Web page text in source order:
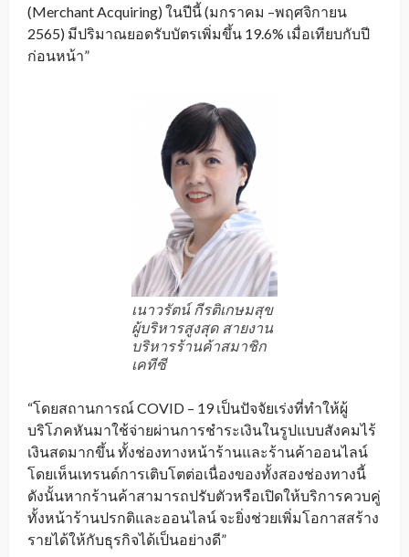
(Merchant Acquiring) ในปีนี้ (มกราคม –พฤศจิกายน
2565) มีปริมาณยอดรับบัตรเพิ่มขึ้น 19.6% เมื่อเทียบกับปี
ก่อนหน้า”
เนาวรัตน์ กีรติเกษมสุข
ผู้บริหารสูงสุด สายงาน
บริหารร้านค้าสมาชิก
เคทีซี
“โดยสถานการณ์ COVID – 19 เป็นปัจจัยเร่งที่ทำให้ผู้
บริโภคหันมาใช้จ่ายผ่านการชำระเงินในรูปแบบสังคมไร้
เงินสดมากขึ้น ทั้งช่องทางหน้าร้านและร้านค้าออนไลน์
โดยเห็นเทรนด์การเติบโตต่อเนื่องของทั้งสองช่องทางนี้
ดังนั้นหากร้านค้าสามารถปรับตัวหรือเปิดให้บริการควบคู่
ทั้งหน้าร้านปรกติและออนไลน์ จะยิ่งช่วยเพิ่มโอกาสสร้าง
รายได้ให้กับธุรกิจได้เป็นอย่างดี”